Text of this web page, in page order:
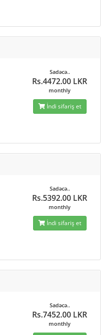
Sadəcə..
Rs.4472.00 LKR
monthly
İndi sifariş et
Sadəcə..
Rs.5392.00 LKR
monthly
İndi sifariş et
Sadəcə..
Rs.7452.00 LKR
monthly